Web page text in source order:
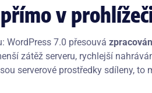
v
WordPress 7.0 přesouvá
zátěž serveru, rychlejší
serverové prostředky sdíleny, to